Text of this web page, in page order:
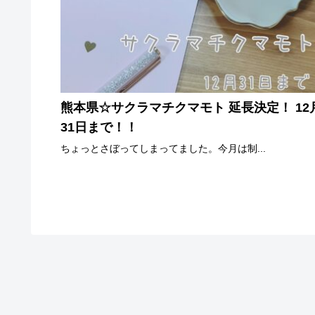
熊本県☆サクラマチクマモト 延長決定！ 12
31日まで！！
ちょっとさぼってしまってました。今月は制...